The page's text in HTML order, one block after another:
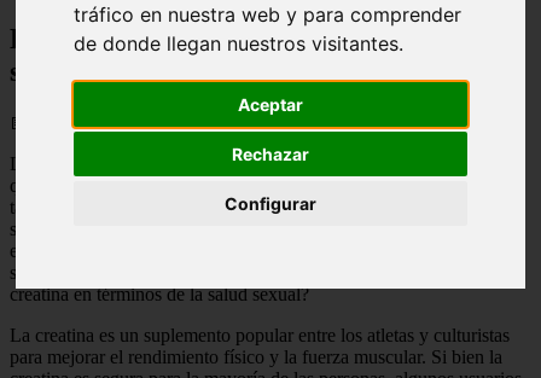
tráfico en nuestra web y para comprender
de donde llegan nuestros visitantes.
Aceptar
Rechazar
Configurar
Efectos secundarios de la creatina en la
sexualidad: ¿es seguro?
📅 12/05/2025
La creatina es un suplemento popular entre los deportistas y atletas
que buscan mejorar su rendimiento físico. Sin embargo, su uso
también ha planteado preocupaciones sobre sus posibles efectos
secundarios en la salud sexual. En este artículo, analizaremos los
estudios disponibles sobre la relación entre la creatina y la
sexualidad, y responderemos a la pregunta: ¿es seguro el uso de
creatina en términos de la salud sexual?
La creatina es un suplemento popular entre los atletas y culturistas
para mejorar el rendimiento físico y la fuerza muscular. Si bien la